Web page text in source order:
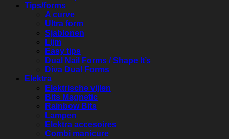
Tips/forms
A curve
Ultra form
Sjablonen
Lijm
Easy tips
Dual Nail Forms / Shape It’s
Diva Dual Forms
Elektra
Elektrische vijlen
Bits Magnetic
Rainbow Bits
Lampen
Elektra accesoires
Combi manicure